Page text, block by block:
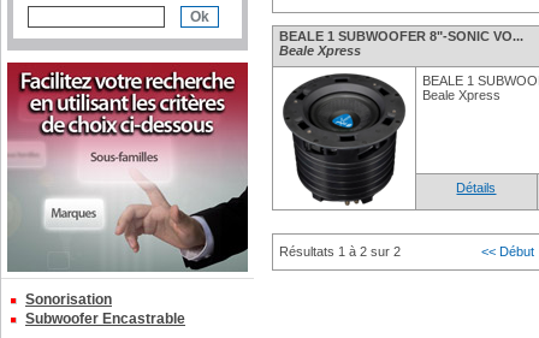
Sonorisation
Subwoofer Encastrable
BEALE 1 SUBWOOFER 8"-SONIC VO...
Beale Xpress
BEALE 1
Beale Xpress
Détails
Résultats 1 à 2 sur 2 << Début